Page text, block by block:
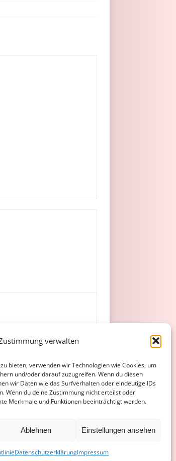
verwalten
bieten, verwenden wir Technologien wie Cookies, um
und/oder darauf zuzugreifen. Wenn du diesen
wir Daten wie das Surfverhalten oder eindeutige IDs
Wenn du deine Zustimmung nicht erteilst oder
Merkmale und Funktionen beeinträchtigt werden.
Ablehnen Einstellungen ansehen
DatenschutzerklärungImpressum
– Bülbül (89.
COOKIE-RICHTLINIE (EU)